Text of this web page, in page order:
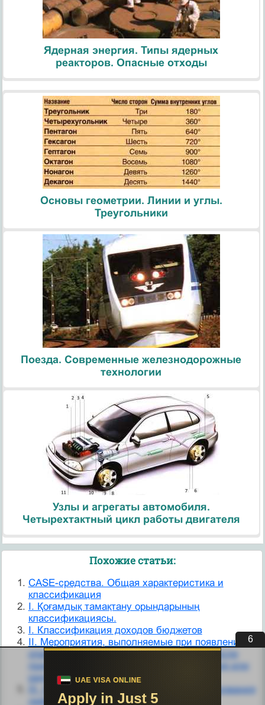
Ядерная энергия. Типы ядерных
реакторов. Опасные отходы
Основы геометрии. Линии и углы.
Треугольники
Поезда. Современные железнодорожные
технологии
Узлы и агрегаты автомобиля.
Четырехтактный цикл работы двигателя
Похожие статьи:
CASE-средства. Общая характеристика и
классификация
I. Қоғамдық тамақтану орындарының
классификациясы.
I. Классификация доходов бюджетов
II. Мероприятия, выполняемые при появлении
опасности радиоактивного заражения (после
применения противником ядерного оружия или
радиационной аварии).
III. Классификация источников финансирования
дефицитов бюджетов
5